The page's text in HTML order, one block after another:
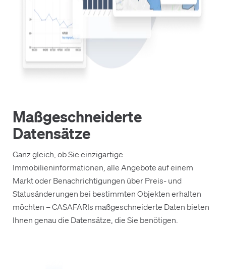
Maßgeschneiderte
Datensätze
Ganz gleich, ob Sie einzigartige
Immobilieninformationen, alle Angebote auf einem
Markt oder Benachrichtigungen über Preis- und
Statusänderungen bei bestimmten Objekten erhalten
möchten – CASAFARIs maßgeschneiderte Daten bieten
Ihnen genau die Datensätze, die Sie benötigen.